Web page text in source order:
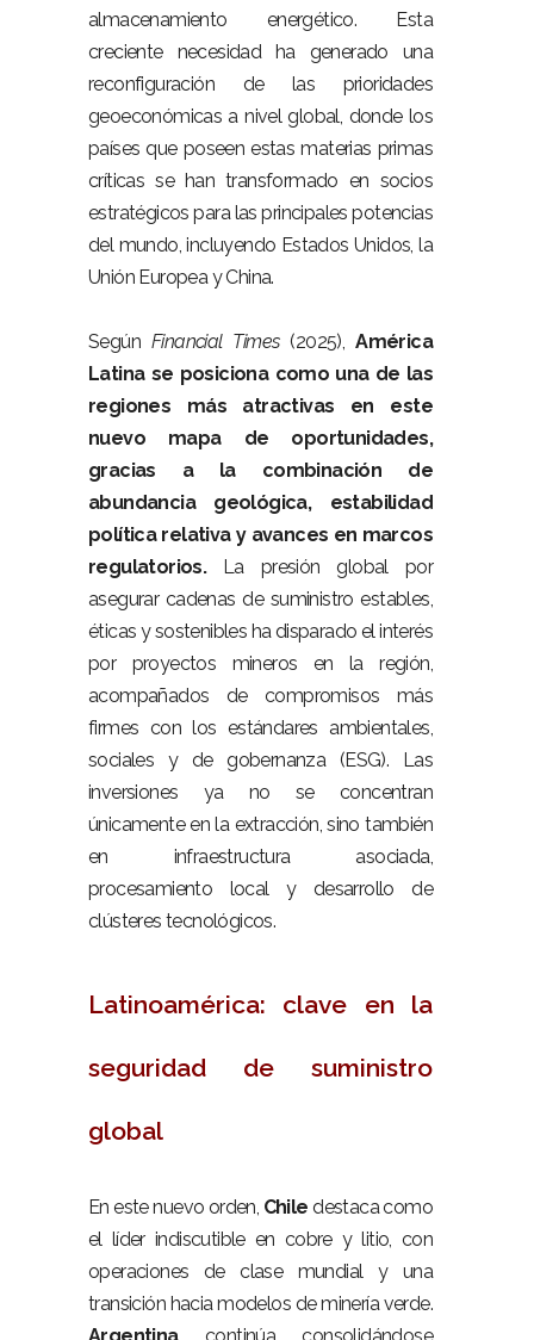
almacenamiento energético. Esta
creciente necesidad ha generado una
reconfiguración de las prioridades
geoeconómicas a nivel global, donde los
países que poseen estas materias primas
críticas se han transformado en socios
estratégicos para las principales potencias
del mundo, incluyendo Estados Unidos, la
Unión Europea y China.
Según Financial Times(2025),América
Latina se posiciona como una de las
regiones más atractivas en este
nuevo mapa de oportunidades,
gracias a la combinación de
abundancia geológica, estabilidad
política relativa y avances en marcos
regulatorios.La presión global por
asegurar cadenas de suministro estables,
éticas y sostenibles ha disparado el interés
por proyectos mineros en la región,
acompañados de compromisos más
firmes con los estándares ambientales,
sociales y de gobernanza (ESG). Las
inversiones ya no se concentran
únicamente en la extracción, sino también
en infraestructura asociada,
procesamiento local y desarrollo de
clústeres tecnológicos.
Latinoamérica: clave en la
seguridad de suministro
global
En este nuevo orden, Chile destaca como
el líder indiscutible en cobre y litio, con
operaciones de clase mundial y una
transición hacia modelos de minería verde.